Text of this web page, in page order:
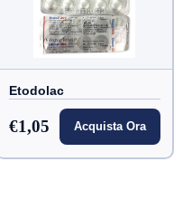
Etodolac
€1,05 Acquista Ora